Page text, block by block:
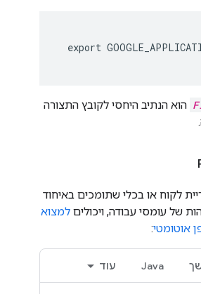
export
הנתיב היחסי לקובץ התצורה
או בכלי שתומכים באיחוד
עומסי עבודה, ויכוליםלמצוא
:
Java